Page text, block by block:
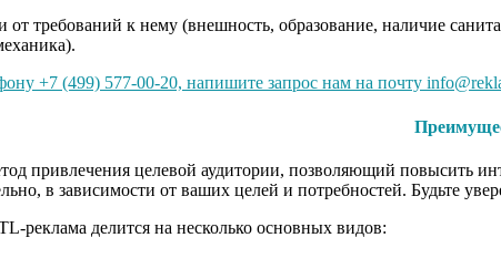
от требований к нему (внешность, образование, наличие
+7 (499) 577-00-20, напишите запрос нам на почту
привлечения целевой аудитории, позволяющий повысить
в зависимости от ваших целей и потребностей. Будьте
реклама делится на несколько основных видов: